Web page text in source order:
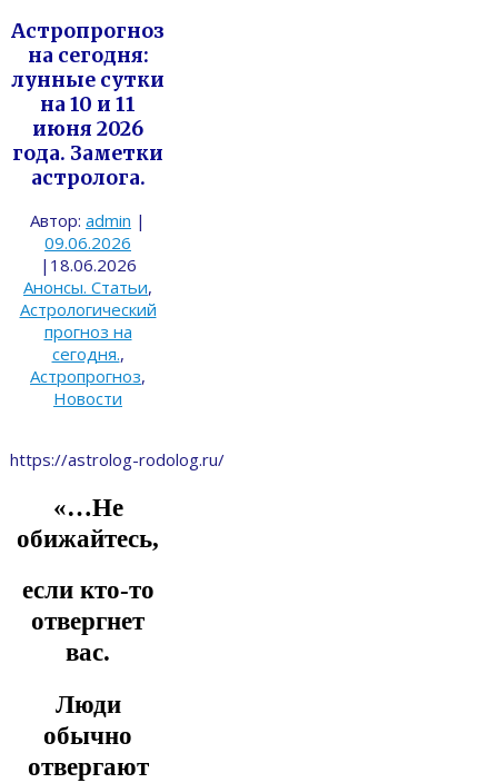
Астропрогноз
на сегодня:
лунные сутки
на 10 и 11
июня 2026
года. Заметки
астролога.
Автор: admin |
09.06.2026
| 18.06.2026
Анонсы. Статьи,
Астрологический
прогноз на
сегодня.,
Астропрогноз,
Новости
https://astrolog-rodolog.ru/
«…Не
обижайтесь,
если кто-то
отвергнет
вас.
Люди
обычно
отвергают